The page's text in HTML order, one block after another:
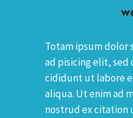
Totam ipsum dolor
ad pisicing elit,
cididunt ut labore
aliqua. Ut enim ad
nostrud ex citation